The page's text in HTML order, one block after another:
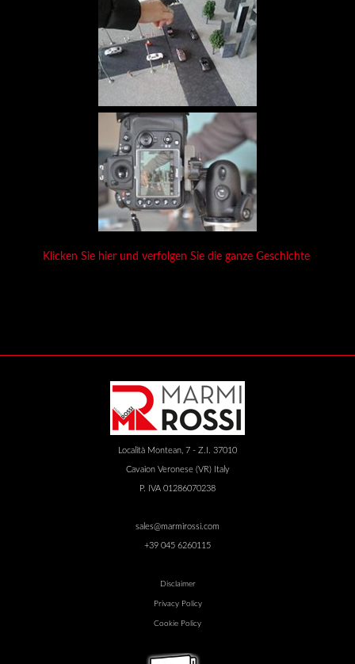
Klicken Sie hier und verfolgen Sie die ganze Geschichte
Località Montean, 7 - Z.I. 37010
Cavaion Veronese (VR) Italy
P. IVA 01286070238
sales@marmirossi.com
+39 045 6260115
Disclaimer
Privacy Policy
Cookie Policy